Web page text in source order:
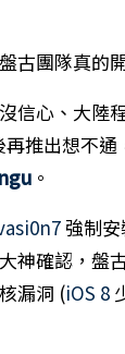
古團隊真的
信心、大陸
推出想不通
。
強制安
神確認，盤
漏洞 (iOS 8